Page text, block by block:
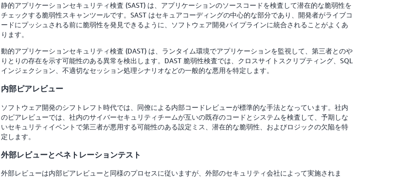
静的アプリケーションセキュリティ検査 (SAST) は、アプリケーションのソースコードを検査して潜在的な脆弱性を
チェックする脆弱性スキャンツールです。SAST はセキュアコーディングの中心的な部分であり、開発者がライブコ
ードにプッシュされる前に脆弱性を発見できるように、ソフトウェア開発パイプラインに統合されることがよくあ
ります。
動的アプリケーションセキュリティ検査 (DAST) は、ランタイム環境でアプリケーションを監視して、第三者とのや
りとりの存在を示す可能性のある異常を検出します。DAST 脆弱性検査では、クロスサイトスクリプティング、SQL
インジェクション、不適切なセッション処理シナリオなどの一般的な悪用を特定します。
内部ピアレビュー
ソフトウェア開発のシフトレフト時代では、同僚による内部コードレビューが標準的な手法となっています。社内
のピアレビューでは、社内のサイバーセキュリティチームが互いの既存のコードとシステムを検査して、予期しな
いセキュリティイベントで第三者が悪用する可能性のある設定ミス、潜在的な脆弱性、およびロジックの欠陥を特
定します。
外部レビューとペネトレーションテスト
外部レビューは内部ピアレビューと同様のプロセスに従いますが、外部のセキュリティ会社によって実施されま